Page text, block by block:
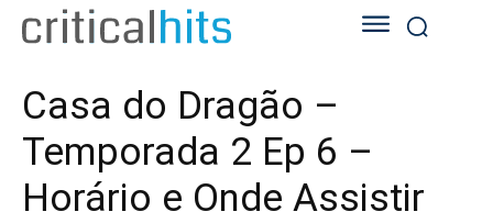
Casa do Dragão –
Temporada 2 Ep 6 –
Horário e Onde Assistir